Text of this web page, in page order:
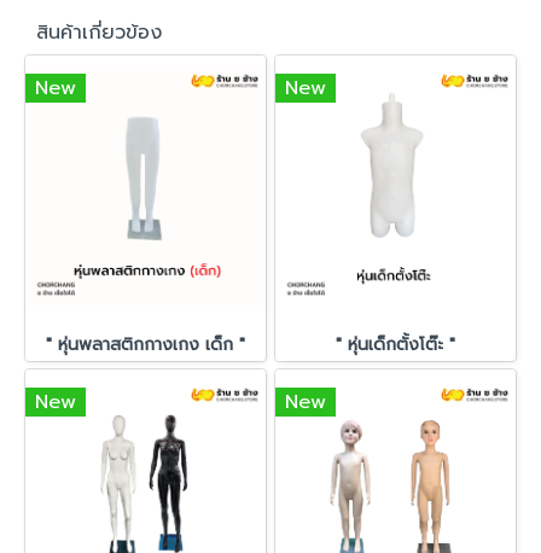
สินค้าเกี่ยวข้อง
New
" หุ่นพลาสติกกางเกง เด็ก "
New
" หุ่นเด็กตั้งโต๊ะ "
New New